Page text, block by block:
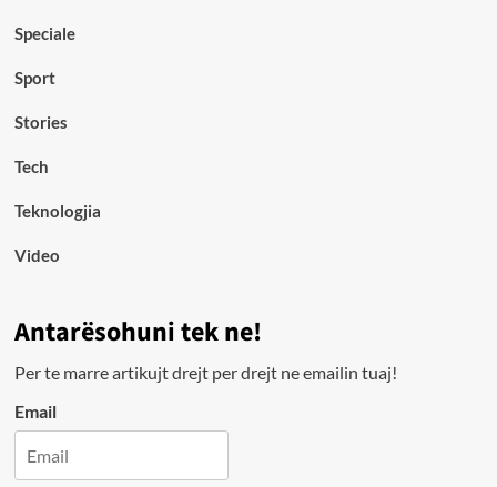
Speciale
Sport
Stories
Tech
Teknologjia
Video
Antarësohuni tek ne!
Per te marre artikujt drejt per drejt ne emailin tuaj!
Email